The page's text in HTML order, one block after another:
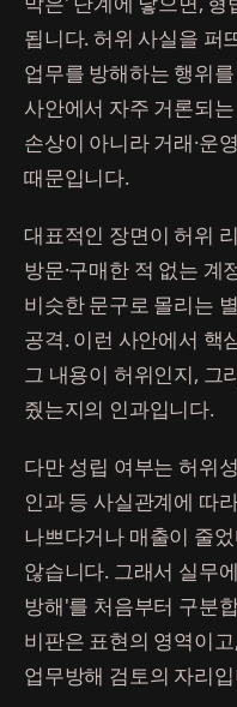
됩니다. 허위 사실을 퍼
업무를 방해하는 행위
사안에서 자주 거론되
손상이 아니라 거래·운
때문입니다.
대표적인 장면이 허위
방문·구매한 적 없는 계
비슷한 문구로 몰리는
공격. 이런 사안에서 핵
그 내용이 허위인지, 그
줬는지의 인과입니다.
다만 성립 여부는 허위
인과 등 사실관계에 따
나쁘다거나 매출이 줄
않습니다. 그래서 실무
방해'를 처음부터 구분
비판은 표현의 영역이
업무방해 검토의 자리